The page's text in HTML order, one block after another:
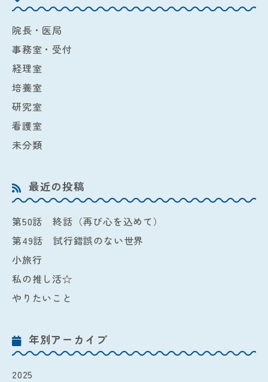
院長・医局
事務室・受付
経理室
培養室
研究室
看護室
未分類
最近の投稿
第50話 終話（再び心を込めて）
第49話 試行錯誤のない世界
小旅行
私の推し活☆
やりたいこと
年別アーカイブ
2025